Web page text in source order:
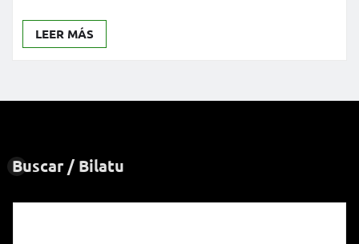
LEER MÁS
Buscar / Bilatu